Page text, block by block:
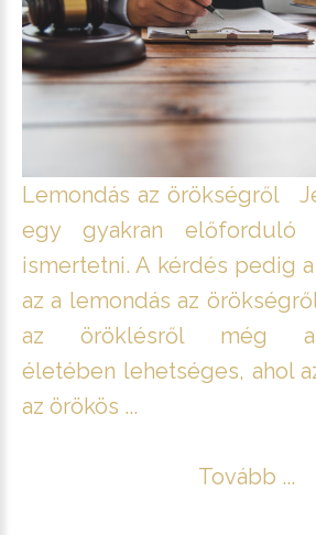
Lemondás az örökségről
egy gyakran előforduló
ismertetni. A kérdés pedig
az a lemondás az
az öröklésről még
életében lehetséges, ahol
az örökös ...
Tovább ...